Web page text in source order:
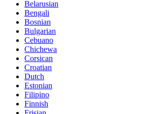
Belarusian
Bengali
Bosnian
Bulgarian
Cebuano
Chichewa
Corsican
Croatian
Dutch
Estonian
Filipino
Finnish